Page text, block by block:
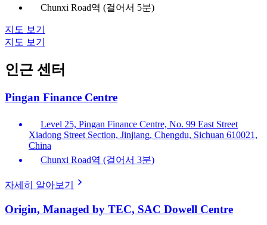
Chunxi Road역 (걸어서 5분)
지도 보기
지도 보기
인근 센터
Pingan Finance Centre
Level 25, Pingan Finance Centre, No. 99 East Street
Xiadong Street Section, Jinjiang, Chengdu, Sichuan 610021,
China
Chunxi Road역 (걸어서 3분)
자세히 알아보기
Origin, Managed by TEC, SAC Dowell Centre